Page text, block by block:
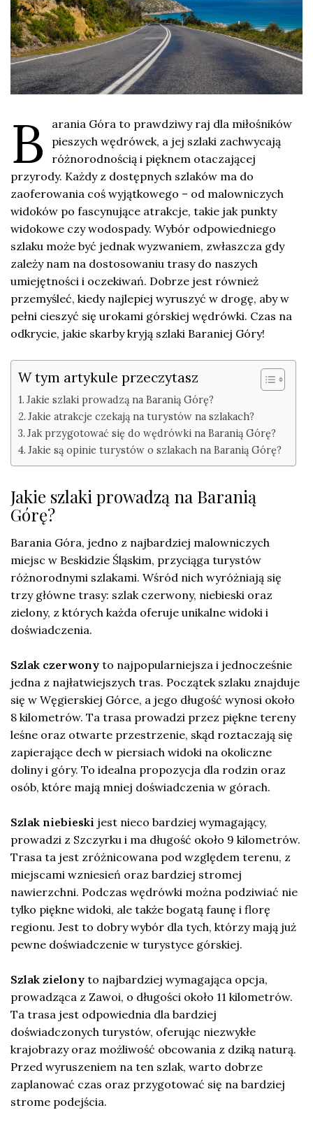
B
arania Góra to prawdziwy raj dla miłośników
pieszych wędrówek, a jej szlaki zachwycają
różnorodnością i pięknem otaczającej
przyrody. Każdy z dostępnych szlaków ma do
zaoferowania coś wyjątkowego – od malowniczych
widoków po fascynujące atrakcje, takie jak punkty
widokowe czy wodospady. Wybór odpowiedniego
szlaku może być jednak wyzwaniem, zwłaszcza gdy
zależy nam na dostosowaniu trasy do naszych
umiejętności i oczekiwań. Dobrze jest również
przemyśleć, kiedy najlepiej wyruszyć w drogę, aby w
pełni cieszyć się urokami górskiej wędrówki. Czas na
odkrycie, jakie skarby kryją szlaki Baraniej Góry!
W tym artykule przeczytasz
Jakie szlaki prowadzą na Baranią Górę?
Jakie atrakcje czekają na turystów na szlakach?
Jak przygotować się do wędrówki na Baranią Górę?
Jakie są opinie turystów o szlakach na Baranią Górę?
Jakie szlaki prowadzą na Baranią
Górę?
Barania Góra, jedno z najbardziej malowniczych
miejsc w Beskidzie Śląskim, przyciąga turystów
różnorodnymi szlakami. Wśród nich wyróżniają się
trzy główne trasy: szlak czerwony, niebieski oraz
zielony, z których każda oferuje unikalne widoki i
doświadczenia.
Szlak czerwony to najpopularniejsza i jednocześnie
jedna z najłatwiejszych tras. Początek szlaku znajduje
się w Węgierskiej Górce, a jego długość wynosi około
8 kilometrów. Ta trasa prowadzi przez piękne tereny
leśne oraz otwarte przestrzenie, skąd roztaczają się
zapierające dech w piersiach widoki na okoliczne
doliny i góry. To idealna propozycja dla rodzin oraz
osób, które mają mniej doświadczenia w górach.
Szlak niebieski jest nieco bardziej wymagający,
prowadzi z Szczyrku i ma długość około 9 kilometrów.
Trasa ta jest zróżnicowana pod względem terenu, z
miejscami wzniesień oraz bardziej stromej
nawierzchni. Podczas wędrówki można podziwiać nie
tylko piękne widoki, ale także bogatą faunę i florę
regionu. Jest to dobry wybór dla tych, którzy mają już
pewne doświadczenie w turystyce górskiej.
Szlak zielony to najbardziej wymagająca opcja,
prowadząca z Zawoi, o długości około 11 kilometrów.
Ta trasa jest odpowiednia dla bardziej
doświadczonych turystów, oferując niezwykłe
krajobrazy oraz możliwość obcowania z dziką naturą.
Przed wyruszeniem na ten szlak, warto dobrze
zaplanować czas oraz przygotować się na bardziej
strome podejścia.